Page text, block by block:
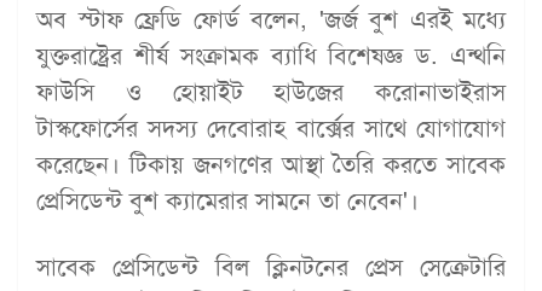
অব স্টাফ ফ্রেডি ফোর্ড বলেন, 'জর্জ বুশ এরই মধ্যে
যুক্তরাষ্ট্রের শীর্ষ সংক্রামক ব্যাধি বিশেষজ্ঞ ড. এন্থনি
ফাউসি ও হোয়াইট হাউজের করোনাভাইরাস
টাস্কফোর্সের সদস্য দেবোরাহ বার্ক্সের সাথে যোগাযোগ
করেছেন। টিকায় জনগণের আস্থা তৈরি করতে সাবেক
প্রেসিডেন্ট বুশ ক্যামেরার সামনে তা নেবেন'।
সাবেক প্রেসিডেন্ট বিল ক্লিনটনের প্রেস সেক্রেটারি